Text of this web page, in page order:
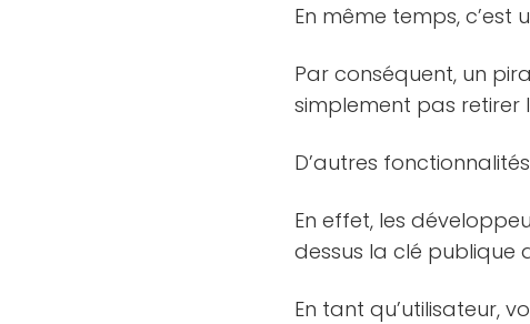
En même temps,
Par conséquent, un
simplement pas retirer
D’autres
En effet, les
dessus la clé publique
En tant qu’utilisateur,